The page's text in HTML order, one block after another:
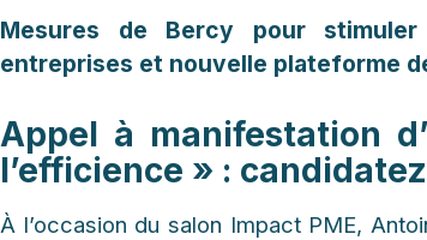
Mesures de Bercy pour
entreprises et nouvelle plateforme
Appel à manifestation
l’efficience » :
À l’occasion du salon Impact PME,